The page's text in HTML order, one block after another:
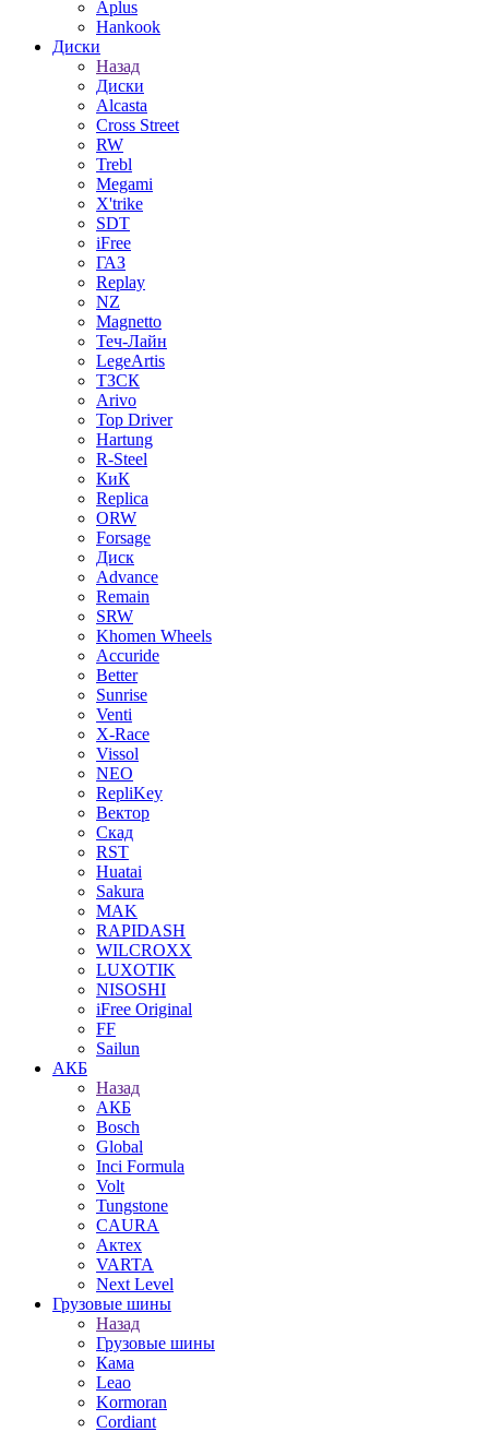
Aplus
Hankook
Диски
Назад
Диски
Alcasta
Cross Street
RW
Trebl
Megami
X'trike
SDT
iFree
ГАЗ
Replay
NZ
Magnetto
Теч-Лайн
LegeArtis
ТЗСК
Arivo
Top Driver
Hartung
R-Steel
КиК
Replica
ORW
Forsage
Диск
Advance
Remain
SRW
Khomen Wheels
Accuride
Better
Sunrise
Venti
X-Race
Vissol
NEO
RepliKey
Вектор
Скад
RST
Huatai
Sakura
MAK
RAPIDASH
WILCROXX
LUXOTIK
NISOSHI
iFree Original
FF
Sailun
АКБ
Назад
АКБ
Bosch
Global
Inci Formula
Volt
Tungstone
CAURA
Актех
VARTA
Next Level
Грузовые шины
Назад
Грузовые шины
Кама
Leao
Kormoran
Cordiant